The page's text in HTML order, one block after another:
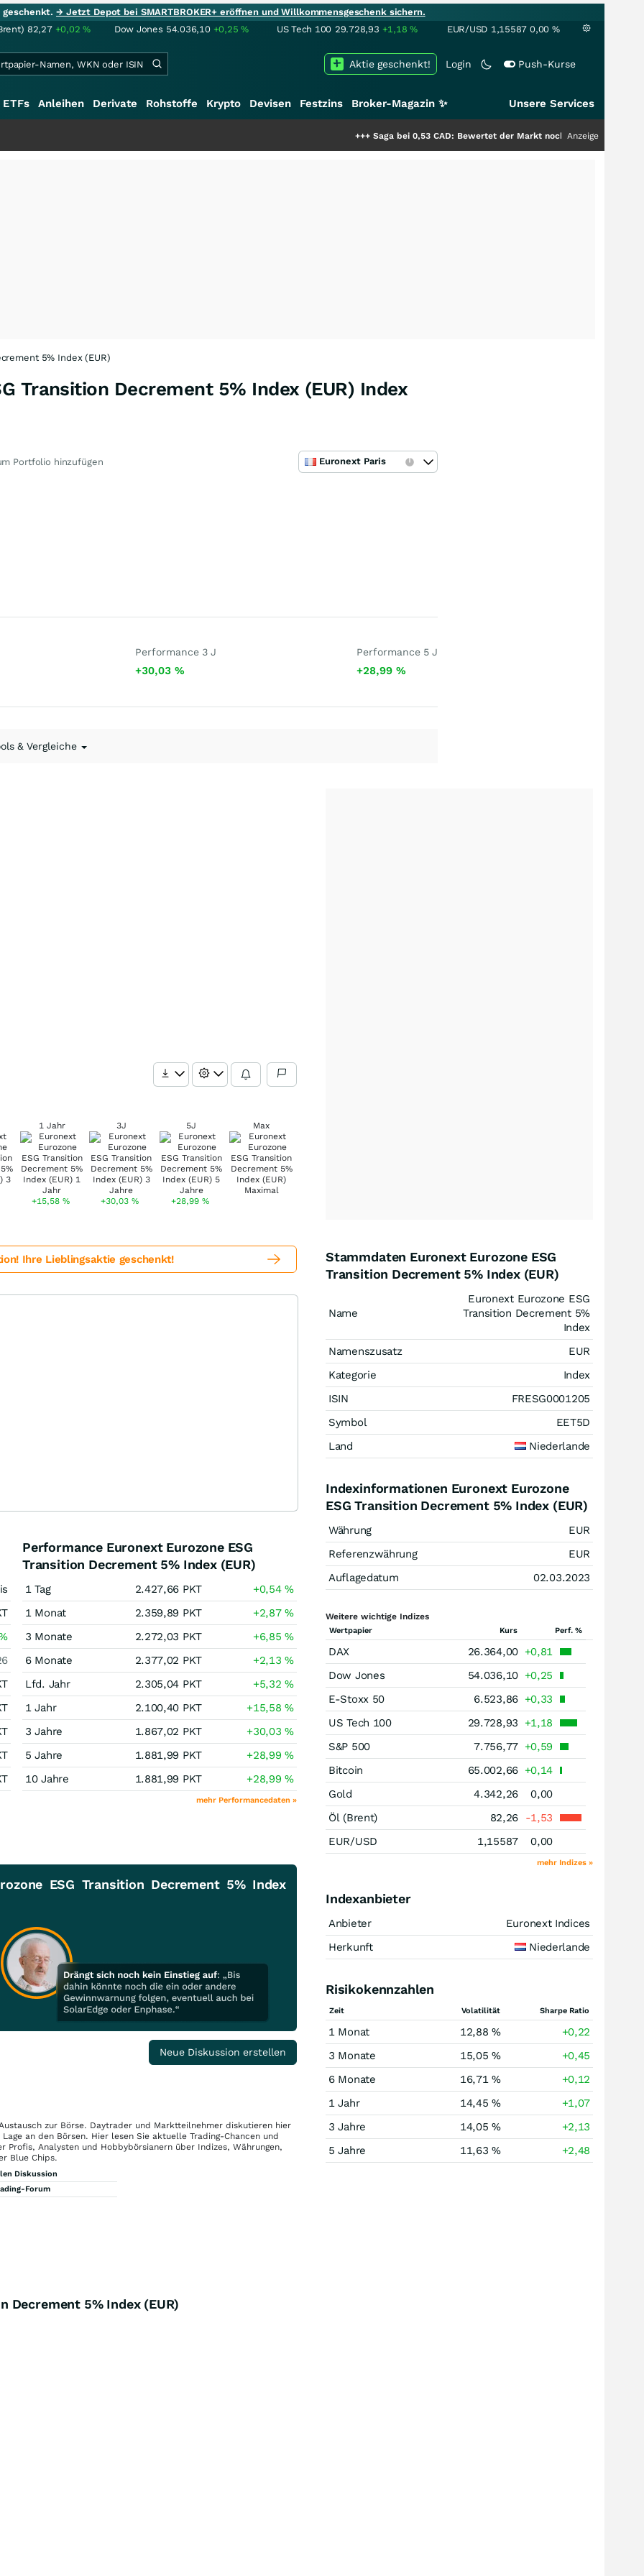
geschenkt.→ Jetzt Depot bei SMARTBROKER+ eröffnen und Willkommensgeschenk sichern.
82,27 +0,02% Dow Jones 54.036,10 +0,25% US Tech 100 29.728,93 +1,18% EUR/USD 1,15587 0,00 %
Login Push-Kurse
Aktie geschenkt!
ETFs Anleihen Derivate Rohstoffe Krypto Devisen Festzins Broker-Magazin ✨ Unsere Services
Saga bei 0,53 CAD: Bewertet der Markt noch immer nur die Hälfte der
Anzeige
5% Index (EUR)
Transition Decrement 5% Index (EUR) Index
Portfolio hinzufügen Euronext Paris
Performance 3 J
+30,03 %
Performance 5 J
+28,99 %
& Vergleiche
1 Jahr
+15,58 %
3J
+30,03%
5J
+28,99 %
Max
Ihre Lieblingsaktie geschenkt!
Performance Euronext Eurozone ESG
Transition Decrement 5% Index (EUR)
1 Tag 2.427,66 PKT +0,54%
1 Monat
2.359,89 PKT +2,87%
3 Monate
2.272,03 PKT +6,85%
6 Monate
2.377,02 PKT +2,13%
Lfd. Jahr
2.305,04 PKT +5,32%
1 Jahr
2.100,40 PKT +15,58%
3 Jahre
1.867,02 PKT +30,03%
5 Jahre
1.881,99 PKT +28,99%
10 Jahre
1.881,99 PKT +28,99%
mehr Performancedaten »
ESG Transition Decrement 5% Index
Neue Diskussion erstellen
zur Börse. Daytrader und Marktteilnehmer diskutieren hier
an den Börsen. Hier lesen Sie aktuelle Trading-Chancen und
Profis, Analysten und Hobbybörsianern über Indizes, Währungen,
Blue Chips.
Diskussion
Forum
Stammdaten Euronext Eurozone ESG
Transition Decrement 5% Index (EUR)
Name
Euronext Eurozone ESG
Transition Decrement 5%
Index
Namenszusatz
EUR
Kategorie
Index
ISIN
FRESG0001205
Symbol
EET5D
Land
Niederlande
Indexinformationen Euronext Eurozone
ESG Transition Decrement 5% Index (EUR)
Währung
EUR
Referenzwährung
EUR
Auflagedatum
02.03.2023
Weitere wichtige Indizes
Wertpapier Kurs Perf. %
DAX 26.364,00 +0,81
Dow Jones
54.036,10 +0,25
E-Stoxx 50
6.523,86 +0,33
US Tech 100
29.728,93
+1,18
S&P 500
7.756,77 +0,59
Bitcoin
65.002,66 +0,14
Gold
4.342,26
0,00
Öl (Brent)
82,26
-1,53
EUR/USD
1,15587 0,00
mehr Indizes »
Indexanbieter
Anbieter
Euronext Indices
Herkunft
Niederlande
Risikokennzahlen
Zeit Volatilität Sharpe Ratio
1 Monat 12,88 %
+0,22
3 Monate
15,05 %
+0,45
6 Monate
16,71 %
+0,12
1 Jahr
14,45 %
+1,07
3 Jahre
14,05 %
+2,13
5 Jahre
11,63 % +2,48
Decrement 5% Index (EUR)